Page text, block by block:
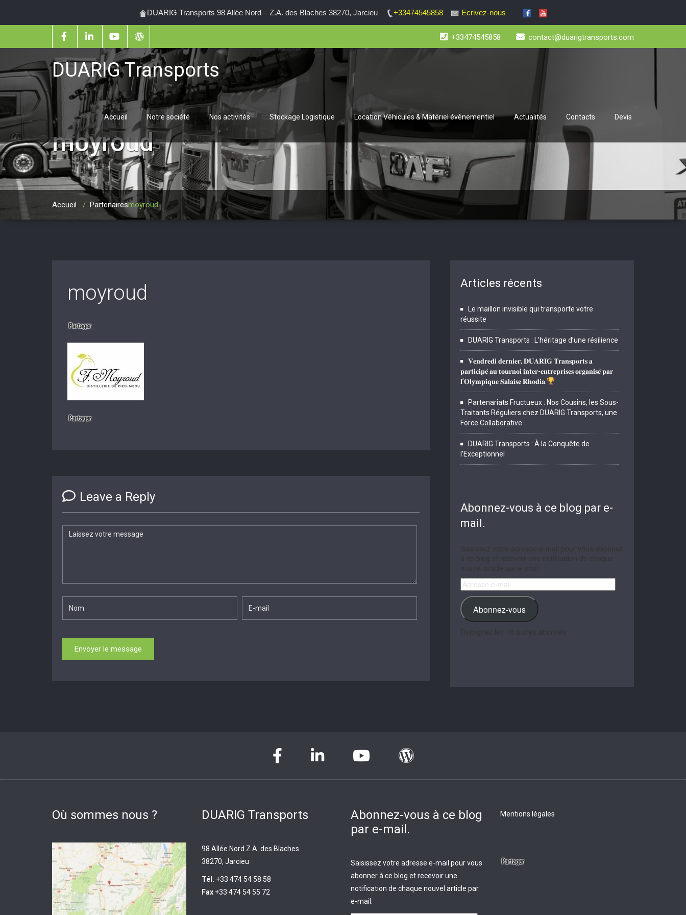
DUARIG Transports 98 Allée Nord – Z.A. des Blaches 38270, Jarcieu +33474545858 Ecrivez-nous
+33474545858 contact@duarigtransports.com
DUARIG Transports
Accueil Notre société Nos activités Stockage Logistique Location Véhicules & Matériel évènementiel Actualités Contacts Devis
moyroud
Accueil / Partenairesmoyroud
moyroud
Leave a Reply
Articles récents
Le maillon invisible qui transporte votre
réussite
DUARIG Transports : L’héritage d’une résilience
𝐕𝐞𝐧𝐝𝐫𝐞𝐝𝐢 𝐝𝐞𝐫𝐧𝐢𝐞𝐫, 𝐃𝐔𝐀𝐑𝐈𝐆 𝐓𝐫𝐚𝐧𝐬𝐩𝐨𝐫𝐭𝐬 𝐚
𝐩𝐚𝐫𝐭𝐢𝐜𝐢𝐩𝐞́ 𝐚𝐮 𝐭𝐨𝐮𝐫𝐧𝐨𝐢 𝐢𝐧𝐭𝐞𝐫-𝐞𝐧𝐭𝐫𝐞𝐩𝐫𝐢𝐬𝐞𝐬 𝐨𝐫𝐠𝐚𝐧𝐢𝐬𝐞́ 𝐩𝐚𝐫
𝐥’𝐎𝐥𝐲𝐦𝐩𝐢𝐪𝐮𝐞 𝐒𝐚𝐥𝐚𝐢𝐬𝐞 𝐑𝐡𝐨𝐝𝐢𝐚.
Partenariats Fructueux : Nos Cousins, les Sous-
Traitants Réguliers chez DUARIG Transports, une
Force Collaborative
DUARIG Transports : À la Conquête de
l’Exceptionnel
Abonnez-vous à ce blog par e-
mail.
Adresse
e-
mail
Abonnez-vous
Où sommes nous ? DUARIG Transports
98 Allée Nord Z.A. des Blaches
38270, Jarcieu
Tél. +33 474 54 58 58
Fax +33 474 54 55 72
Abonnez-vous à ce blog
par e-mail.
Saisissez votre adresse e-mail pour vous
abonner à ce blog et recevoir une
notification de chaque nouvel article par
e-mail.
Mentions légales